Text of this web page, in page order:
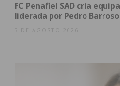
FC Penafiel SAD cria
liderada por Pedro Barroso
7 DE AGOSTO 2026